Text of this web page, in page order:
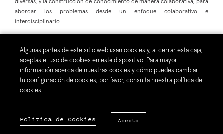
diversas, y la construcción de conocimiento de manera colaborativa, para
abordar los problemas desde un enfoque colaborativo e
interdisciplinario.
Compartir:
Algunas partes de este sitio web usan cookies y, al cerrar esta caja,
aceptas el uso de cookies en este dispositivo. Para mayor
información acerca de nuestras cookies y cómo puedes cambiar
tu configuración de cookies, por favor, consulta nuestra política de
cookies.
Política de Cookies Acepto